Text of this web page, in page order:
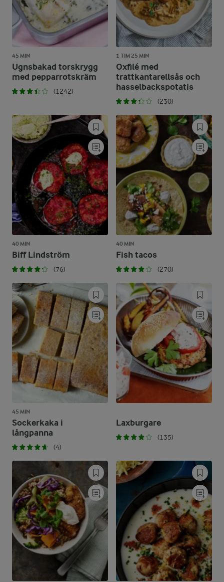
45 MIN
Ugnsbakad torskrygg
med pepparrotskräm
(1242)
1 TIM 25 MIN
Oxfilé med
trattkantarellsås och
hasselbackspotatis
(230)
40 MIN
Biff Lindström
(76)
40 MIN
Fish tacos
(270)
45 MIN
Sockerkaka i
långpanna
(4)
Laxburgare
(135)